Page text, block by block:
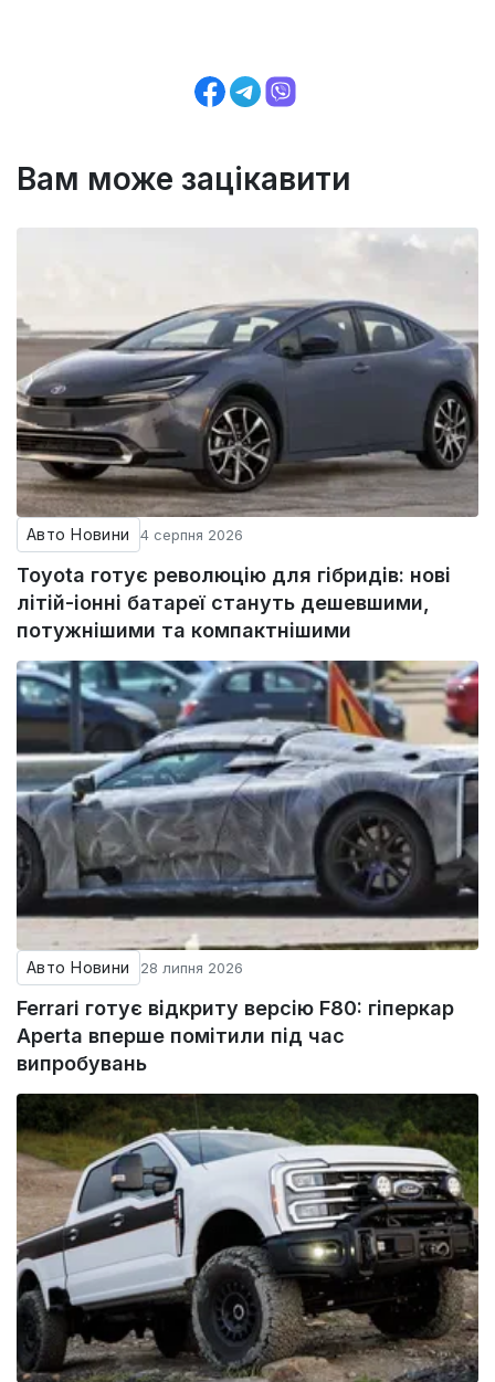
Вам може зацікавити
Авто Новини 4 серпня 2026
Toyota готує революцію для гібридів: нові
літій-іонні батареї стануть дешевшими,
потужнішими та компактнішими
Авто Новини 28 липня 2026
Ferrari готує відкриту версію F80: гіперкар
Aperta вперше помітили під час
випробувань